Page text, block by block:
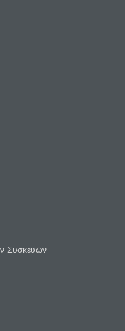
Συσκευών